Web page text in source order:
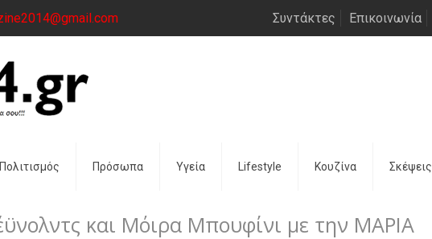
Συντάκτες Επικοινωνία
Πολιτισμός Πρόσωπα Υγεία Lifestyle Κουζίνα Σκέψεις
και Μόιρα Μπουφίνι με την ΜΑΡΙΑ